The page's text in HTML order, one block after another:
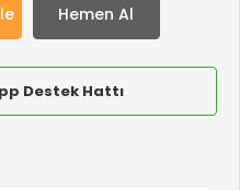
Hemen Al
Destek Hattı